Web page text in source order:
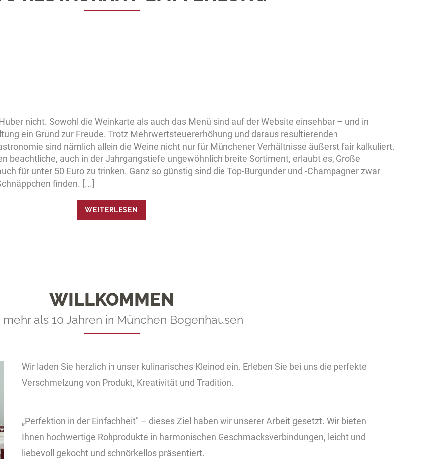
nicht. Sowohl die Weinkarte als auch das Menü sind auf der Website einsehbar – und in
ein Grund zur Freude. Trotz Mehrwertsteuererhöhung und daraus resultierenden
sind nämlich allein die Weine nicht nur für Münchener Verhältnisse äußerst fair kalkuliert.
beachtliche, auch in der Jahrgangstiefe ungewöhnlich breite Sortiment, erlaubt es, Große
für unter 50 Euro zu trinken. Ganz so günstig sind die Top-Burgunder und -Champagner zwar
finden. [...]
WEITERLESEN
WILLKOMMEN
mehr als 10 Jahren in München Bogenhausen
Wir laden Sie herzlich in unser kulinarisches Kleinod ein. Erleben Sie bei uns die perfekte
Verschmelzung von Produkt, Kreativität und Tradition.
„Perfektion in der Einfachheit" – dieses Ziel haben wir unserer Arbeit gesetzt. Wir bieten
Ihnen hochwertige Rohprodukte in harmonischen Geschmacksverbindungen, leicht und
liebevoll gekocht und schnörkellos präsentiert.